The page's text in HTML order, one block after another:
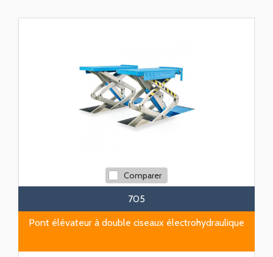
Comparer
705
Pont élévateur à double ciseaux électrohydraulique